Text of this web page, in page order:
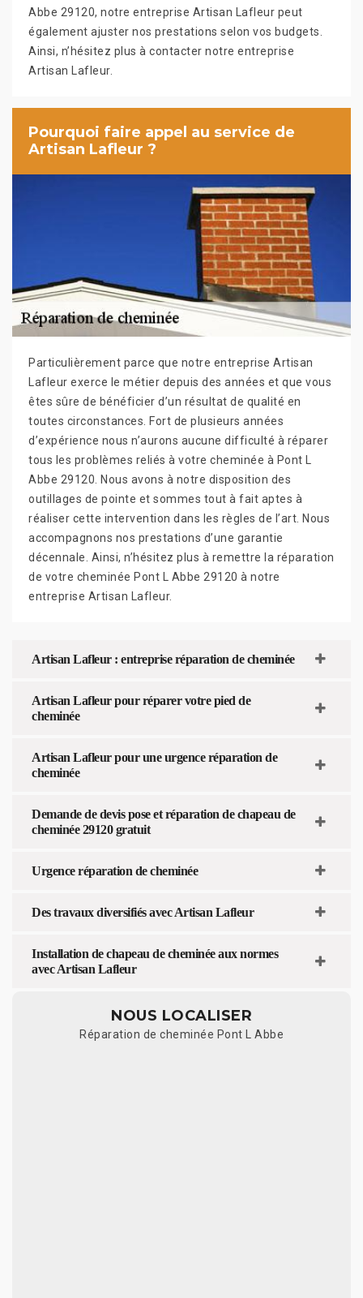
Abbe 29120, notre entreprise Artisan Lafleur peut
également ajuster nos prestations selon vos budgets.
Ainsi, n’hésitez plus à contacter notre entreprise
Artisan Lafleur.
Pourquoi faire appel au service de
Artisan Lafleur ?
Particulièrement parce que notre entreprise Artisan
Lafleur exerce le métier depuis des années et que vous
êtes sûre de bénéficier d’un résultat de qualité en
toutes circonstances. Fort de plusieurs années
d’expérience nous n’aurons aucune difficulté à réparer
tous les problèmes reliés à votre cheminée à Pont L
Abbe 29120. Nous avons à notre disposition des
outillages de pointe et sommes tout à fait aptes à
réaliser cette intervention dans les règles de l’art. Nous
accompagnons nos prestations d’une garantie
décennale. Ainsi, n’hésitez plus à remettre la réparation
de votre cheminée Pont L Abbe 29120 à notre
entreprise Artisan Lafleur.
Artisan Lafleur : entreprise réparation de cheminée
Artisan Lafleur pour réparer votre pied de
cheminée
Artisan Lafleur pour une urgence réparation de
cheminée
Demande de devis pose et réparation de chapeau de
cheminée 29120 gratuit
Urgence réparation de cheminée
Des travaux diversifiés avec Artisan Lafleur
Installation de chapeau de cheminée aux normes
avec Artisan Lafleur
NOUS LOCALISER
Réparation de cheminée Pont L Abbe